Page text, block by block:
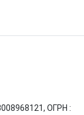
ОГРН :